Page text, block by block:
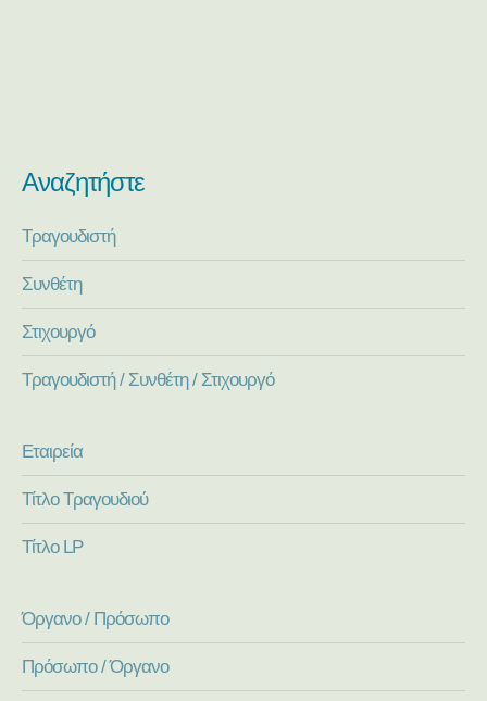
Αναζητήστε
Τραγουδιστή
Συνθέτη
Στιχουργό
Τραγουδιστή / Συνθέτη / Στιχουργό
Εταιρεία
Τίτλο Τραγουδιού
Τίτλο LP
Όργανο / Πρόσωπο
Πρόσωπο / Όργανο